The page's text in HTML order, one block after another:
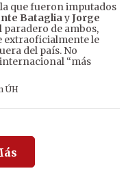
que fueron imputados
BatagliayJorge
paradero de ambos,
extraoficialmente le
del país. No
“más
ÚH